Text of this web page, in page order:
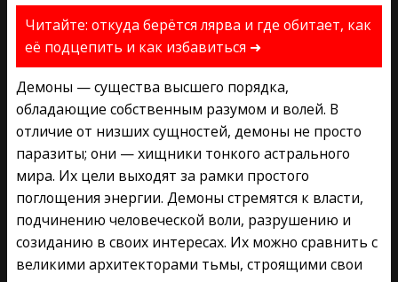
Читайте: откуда берётся лярва и где обитает, как
её подцепить и как избавиться ➜
Демоны — существа высшего порядка,
обладающие собственным разумом и волей. В
отличие от низших сущностей, демоны не просто
паразиты; они — хищники тонкого астрального
мира. Их цели выходят за рамки простого
поглощения энергии. Демоны стремятся к власти,
подчинению человеческой воли, разрушению и
созиданию в своих интересах. Их можно сравнить с
великими архитекторами тьмы, строящими свои